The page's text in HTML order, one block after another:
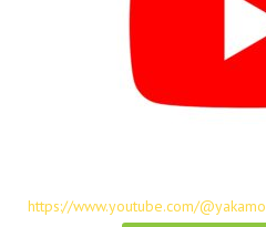
https://www.youtube.com/